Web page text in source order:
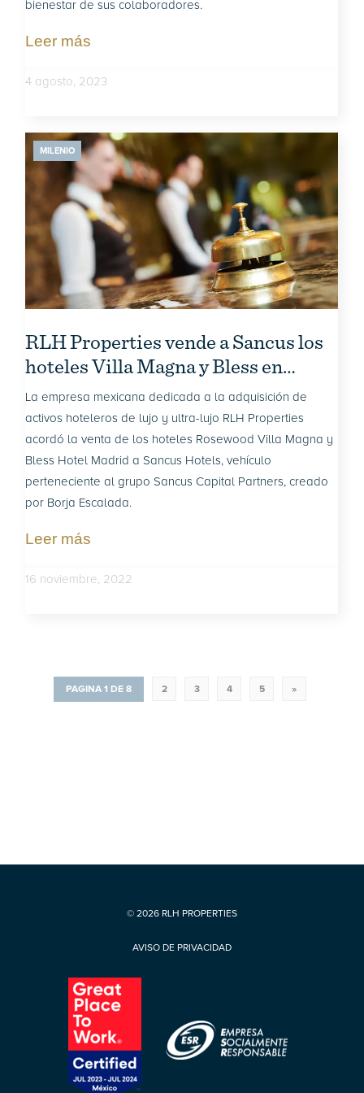
bienestar de sus colaboradores.
Leer más
4 agosto, 2023
MILENIO
RLH Properties vende a Sancus los
hoteles Villa Magna y Bless en
España
La empresa mexicana dedicada a la adquisición de
activos hoteleros de lujo y ultra-lujo RLH Properties
acordó la venta de los hoteles Rosewood Villa Magna y
Bless Hotel Madrid a Sancus Hotels, vehículo
perteneciente al grupo Sancus Capital Partners, creado
por Borja Escalada.
Leer más
16 noviembre, 2022
PAGINA 1 DE 8 2 3 4 5 »
© 2026 RLH PROPERTIES
AVISO DE PRIVACIDAD